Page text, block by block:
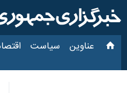
عناوین‌ سیاست اقتصاد